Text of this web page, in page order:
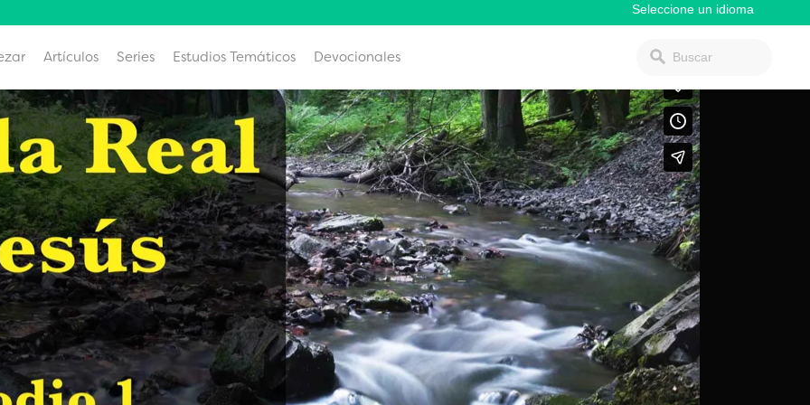
Artículos Series Estudios Temáticos Devocionales